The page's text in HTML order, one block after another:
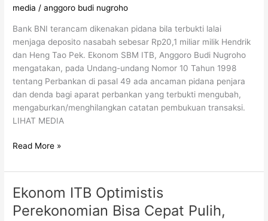
media /anggoro budi nugroho
Bank BNI terancam dikenakan pidana bila terbukti lalai
menjaga deposito nasabah sebesar Rp20,1 miliar milik Hendrik
dan Heng Tao Pek. Ekonom SBM ITB, Anggoro Budi Nugroho
mengatakan, pada Undang-undang Nomor 10 Tahun 1998
tentang Perbankan di pasal 49 ada ancaman pidana penjara
dan denda bagi aparat perbankan yang terbukti mengubah,
mengaburkan/menghilangkan catatan pembukuan transaksi.
LIHAT MEDIA
Read More »
Ekonom ITB Optimistis
Perekonomian Bisa Cepat Pulih,
Ekonom
ITB
Optimistis